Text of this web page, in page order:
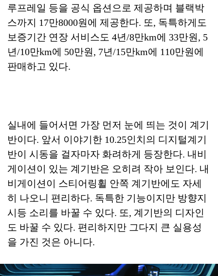
루프레일 등을 공식 옵션으로 제공하며 블랙박
스까지 17만8000원에 제공한다. 또, 독특하게도
보증기간 연장 서비스도 4년/8만km에 33만원, 5
년/10만km에 50만원, 7년/15만km에 110만원에
판매하고 있다.
실내에 들어서면 가장 먼저 눈에 띄는 것이 계기
반이다. 앞서 이야기한 10.25인치의 디지털계기
반이 시동을 걸자마자 화려하게 등장한다. 내비
게이션이 있는 계기반은 오히려 작아 보인다. 내
비게이션이 스티어링휠 안쪽 계기반에도 자세
히 나오니 편리하다. 독특한 기능이지만 방향지
시등 소리를 바꿀 수 있다. 또, 계기반의 디자인
도 바꿀 수 있다. 편리하지만 그다지 큰 실용성
을 가진 것은 아니다.